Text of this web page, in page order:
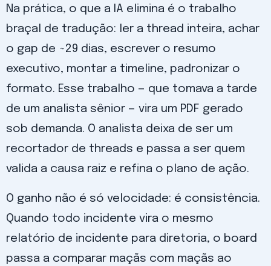
Na prática, o que a IA elimina é o trabalho
braçal de tradução: ler a thread inteira, achar
o gap de ~29 dias, escrever o resumo
executivo, montar a timeline, padronizar o
formato. Esse trabalho — que tomava a tarde
de um analista sênior — vira um PDF gerado
sob demanda. O analista deixa de ser um
recortador de threads e passa a ser quem
valida a causa raiz e refina o plano de ação.
O ganho não é só velocidade: é consistência.
Quando todo incidente vira o mesmo
relatório de incidente para diretoria, o board
passa a comparar maçãs com maçãs ao